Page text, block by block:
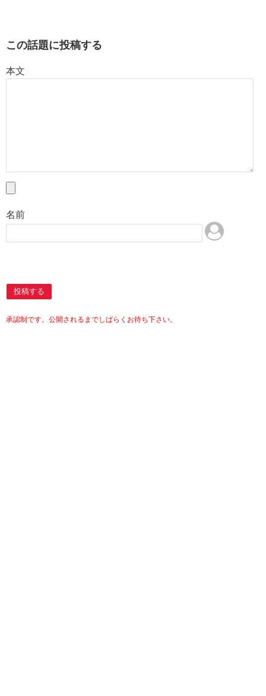
この話題に投稿する
本文
名前
投稿する
承認制です。公開されるまでしばらくお待ち下さい。